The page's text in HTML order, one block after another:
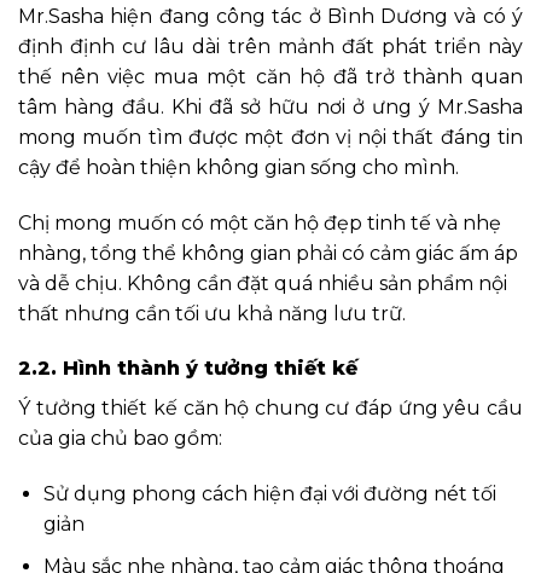
Mr.Sasha hiện đang công tác ở Bình Dương và có ý
định định cư lâu dài trên mảnh đất phát triển này
thế nên việc mua một căn hộ đã trở thành quan
tâm hàng đầu. Khi đã sở hữu nơi ở ưng ý Mr.Sasha
mong muốn tìm được một đơn vị nội thất đáng tin
cậy để hoàn thiện không gian sống cho mình.
Chị mong muốn có một căn hộ đẹp tinh tế và nhẹ
nhàng, tổng thể không gian phải có cảm giác ấm áp
và dễ chịu. Không cần đặt quá nhiều sản phẩm nội
thất nhưng cần tối ưu khả năng lưu trữ.
2.2. Hình thành ý tưởng thiết kế
Ý tưởng thiết kế căn hộ chung cư đáp ứng yêu cầu
của gia chủ bao gồm:
Sử dụng phong cách hiện đại với đường nét tối
giản
Màu sắc nhẹ nhàng, tạo cảm giác thông thoáng